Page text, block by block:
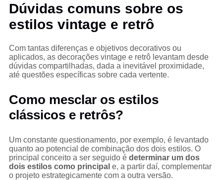
Dúvidas comuns sobre os
estilos vintage e retrô
Com tantas diferenças e objetivos decorativos ou
aplicados, as decorações vintage e retrô levantam desde
dúvidas compartilhadas, dada a inevitável proximidade,
até questões específicas sobre cada vertente.
Como mesclar os estilos
clássicos e retrôs?
Um constante questionamento, por exemplo, é levantado
quanto ao potencial de combinação dos dois estilos. O
principal conceito a ser seguido é determinar um dos
dois estilos como principal e, a partir daí, complementar
o projeto estrategicamente com a outra versão.